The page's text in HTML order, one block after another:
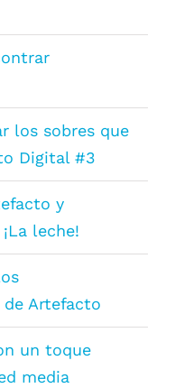
los sobres que
Digital #3
y
leche!
Artefacto
un toque
media